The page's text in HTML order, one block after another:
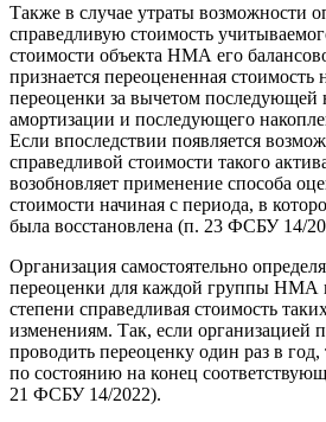
Также в случае утраты возможности
справедливую стоимость
стоимости объекта НМА его
признается переоцененная стоимость
переоценки за вычетом последующей
амортизации и последующего
Если впоследствии появляется
справедливой стоимости такого
возобновляет применение способа
стоимости начиная с периода, в
была восстановлена (п. 23 ФСБУ 14/
Организация самостоятельно
переоценки для каждой группы НМА
степени справедливая стоимость
изменениям. Так, если организацией
проводить переоценку один раз в год,
по состоянию на конец
21 ФСБУ 14/2022).